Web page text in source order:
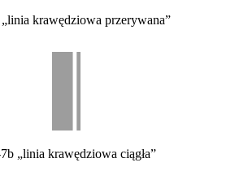
„linia krawędziowa przerywana”
„linia krawędziowa ciągła”